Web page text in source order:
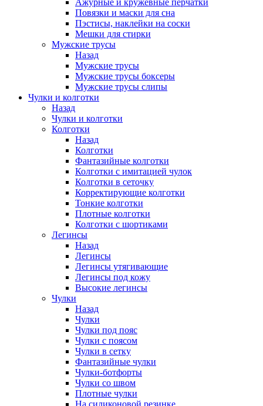
Ажурные и кружевные перчатки
Повязки и маски для сна
Пэстисы, наклейки на соски
Мешки для стирки
Мужские трусы
Назад
Мужские трусы
Мужские трусы боксеры
Мужские трусы слипы
Чулки и колготки
Назад
Чулки и колготки
Колготки
Назад
Колготки
Фантазийные колготки
Колготки с имитацией чулок
Колготки в сеточку
Корректирующие колготки
Тонкие колготки
Плотные колготки
Колготки с шортиками
Легинсы
Назад
Легинсы
Легинсы утягивающие
Легинсы под кожу
Высокие легинсы
Чулки
Назад
Чулки
Чулки под пояс
Чулки с поясом
Чулки в сетку
Фантазийные чулки
Чулки-ботфорты
Чулки со швом
Плотные чулки
На силиконовой резинке